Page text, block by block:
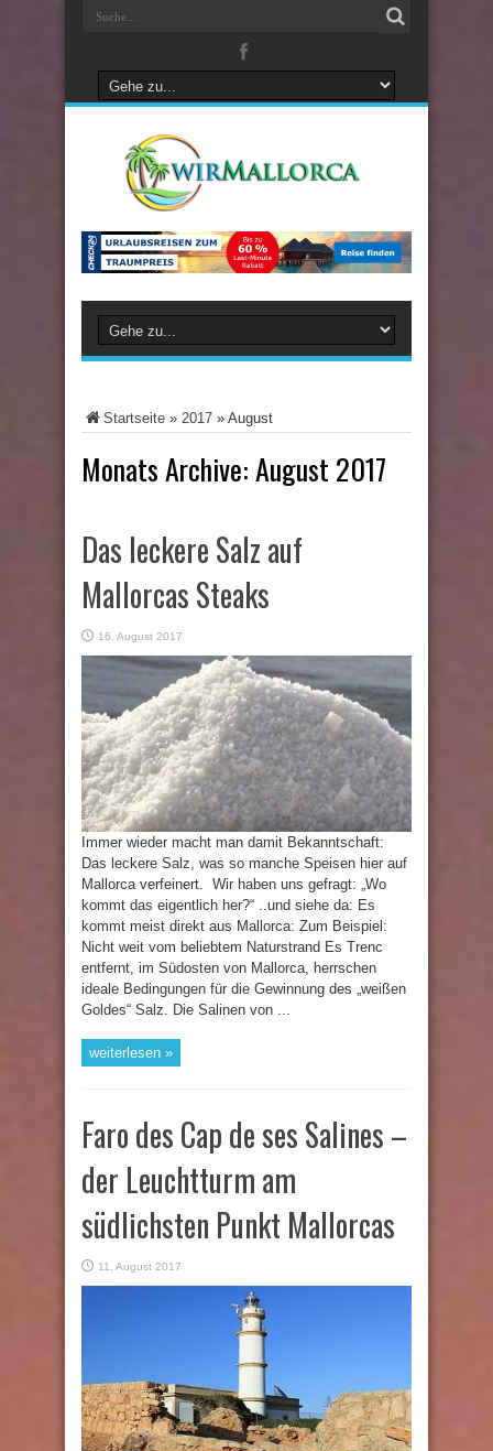
Startseite » 2017 » August
Monats Archive:August 2017
Das leckere Salz auf
Mallorcas Steaks
16. August 2017
Immer wieder macht man damit Bekanntschaft:
Das leckere Salz, was so manche Speisen hier auf
Mallorca verfeinert. Wir haben uns gefragt: „Wo
kommt das eigentlich her?“ ..und siehe da: Es
kommt meist direkt aus Mallorca: Zum Beispiel:
Nicht weit vom beliebtem Naturstrand Es Trenc
entfernt, im Südosten von Mallorca, herrschen
ideale Bedingungen für die Gewinnung des „weißen
Goldes“ Salz. Die Salinen von ...
weiterlesen »
Faro des Cap de ses Salines –
der Leuchtturm am
südlichsten Punkt Mallorcas
11. August 2017